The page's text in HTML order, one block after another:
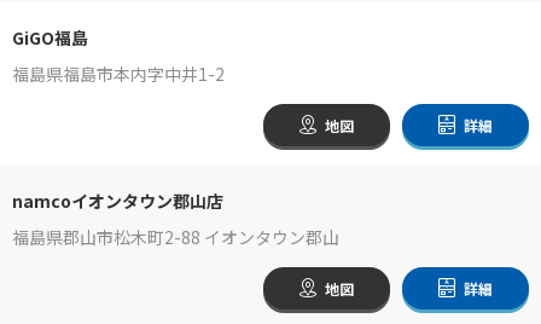
GiGO福島
福島県福島市本内字中井1-2
地図 詳細
namcoイオンタウン郡山店
福島県郡山市松木町2-88 イオンタウン郡山
地図 詳細